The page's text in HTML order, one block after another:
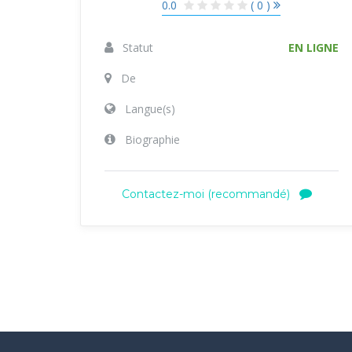
0.0 ( 0 )
Statut EN LIGNE
De
Langue(s)
Biographie
Contactez-moi (recommandé)